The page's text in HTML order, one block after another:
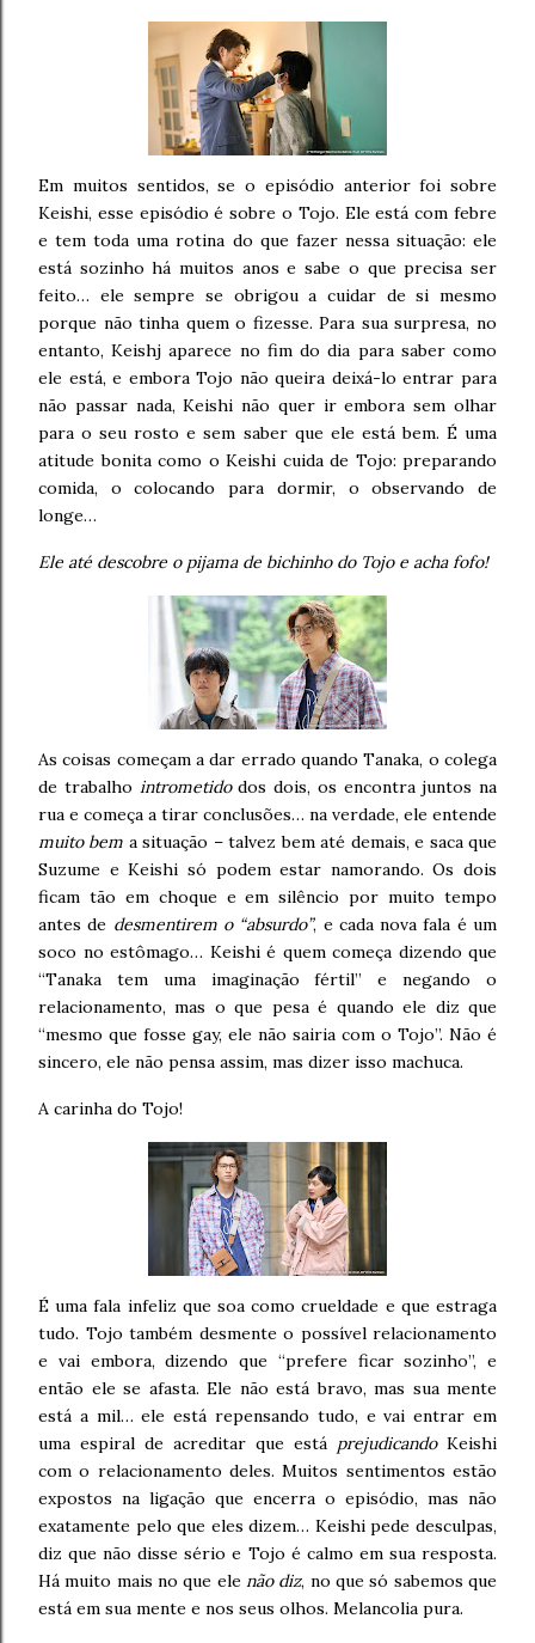
Em muitos sentidos, se o episódio anterior foi sobre
Keishi, esse episódio é sobre o Tojo. Ele está com febre
e tem toda uma rotina do que fazer nessa situação: ele
está sozinho há muitos anos e sabe o que precisa ser
feito… ele sempre se obrigou a cuidar de si mesmo
porque não tinha quem o fizesse. Para sua surpresa, no
entanto, Keishj aparece no fim do dia para saber como
ele está, e embora Tojo não queira deixá-lo entrar para
não passar nada, Keishi não quer ir embora sem olhar
para o seu rosto e sem saber que ele está bem. É uma
atitude bonita como o Keishi cuida de Tojo: preparando
comida, o colocando para dormir, o observando de
longe…
Ele até descobre o pijama de bichinho do Tojo e acha fofo!
As coisas começam a dar errado quando Tanaka, o colega
de trabalho intrometidodos dois, os encontra juntos na
rua e começa a tirar conclusões… na verdade, ele entende
muito bem a situação – talvez bem até demais, e saca que
Suzume e Keishi só podem estar namorando. Os dois
ficam tão em choque e em silêncio por muito tempo
antes de desmentirem o “absurdo”, e cada nova fala é um
soco no estômago… Keishi é quem começa dizendo que
“Tanaka tem uma imaginação fértil” e negando o
relacionamento, mas o que pesa é quando ele diz que
“mesmo que fosse gay, ele não sairia com o Tojo”. Não é
sincero, ele não pensa assim, mas dizer isso machuca.
A carinha do Tojo!
É uma fala infeliz que soa como crueldade e que estraga
tudo. Tojo também desmente o possível relacionamento
e vai embora, dizendo que “prefere ficar sozinho”, e
então ele se afasta. Ele não está bravo, mas sua mente
está a mil… ele está repensando tudo, e vai entrar em
uma espiral de acreditar que está prejudicandoKeishi
com o relacionamento deles. Muitos sentimentos estão
expostos na ligação que encerra o episódio, mas não
exatamente pelo que eles dizem… Keishi pede desculpas,
diz que não disse sério e Tojo é calmo em sua resposta.
Há muito mais no que ele não diz, no que só sabemos que
está em sua mente e nos seus olhos. Melancolia pura.